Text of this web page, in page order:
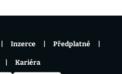
Inzerce Předplatné
Kariéra